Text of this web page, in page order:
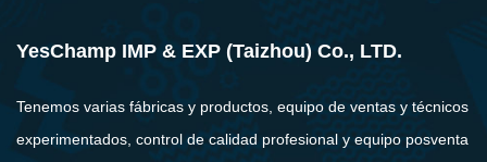
YesChamp IMP & EXP (Taizhou) Co., LTD.
Tenemos varias fábricas y productos, equipo de ventas y técnicos
experimentados, control de calidad profesional y equipo posventa